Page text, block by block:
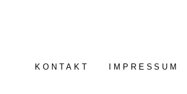
KONTAKT IMPRESSUM